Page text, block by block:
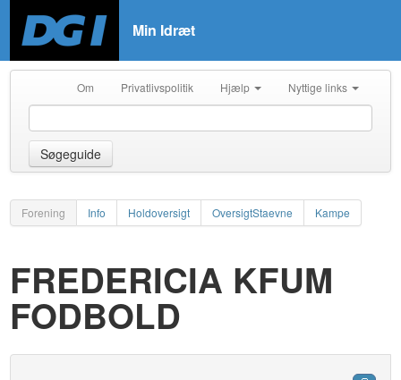
Min Idræt
Om Privatlivspolitik Hjælp Nyttige links
Søgeguide
Forening Info Holdoversigt OversigtStaevne Kampe
FREDERICIA KFUM
FODBOLD